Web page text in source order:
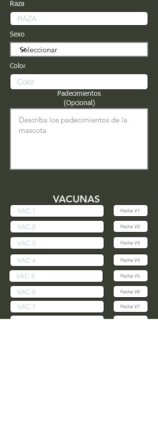
Raza
Sexo
Color
Padecimientos
(Opcional)
VACUNAS